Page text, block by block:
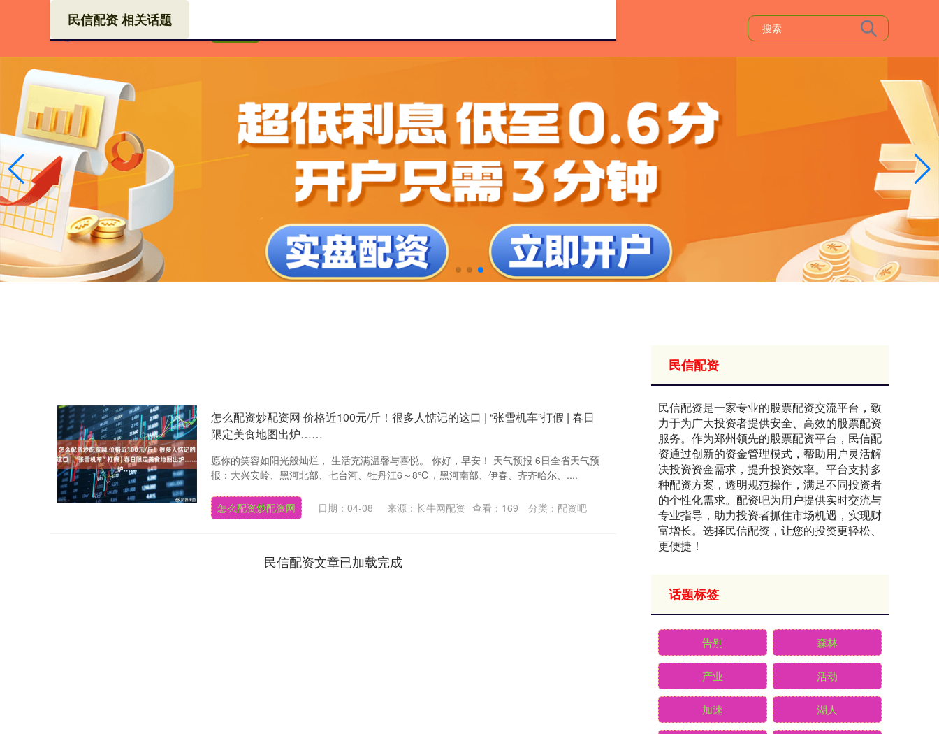
民信配资 相关话题
怎么配资炒配资网 价格近100元/斤！很多人惦记的这口 | “张雪机车”打假 | 春日
限定美食地图出炉……
愿你的笑容如阳光般灿烂， 生活充满温馨与喜悦。 你好，早安！ 天气预报 6日全省天气预
报：大兴安岭、黑河北部、七台河、牡丹江6～8℃，黑河南部、伊春、齐齐哈尔、....
怎么配资炒配资网 日期：04-08 来源：长牛网配资 查看： 169 分类： 配资吧
民信配资文章已加载完成
民信配资
民信配资是一家专业的股票配资交流平台，致
力于为广大投资者提供安全、高效的股票配资
服务。作为郑州领先的股票配资平台，民信配
资通过创新的资金管理模式，帮助用户灵活解
决投资资金需求，提升投资效率。平台支持多
种配资方案，透明规范操作，满足不同投资者
的个性化需求。配资吧为用户提供实时交流与
专业指导，助力投资者抓住市场机遇，实现财
富增长。选择民信配资，让您的投资更轻松、
更便捷！
话题标签
告别 森林
产业 活动
加速 湖人